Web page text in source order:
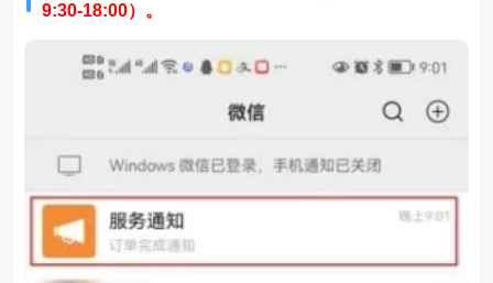
9:30-18:00）。